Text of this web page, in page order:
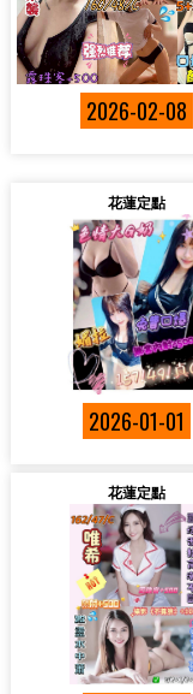
2026-02-08
花蓮定點
2026-01-01
花蓮定點